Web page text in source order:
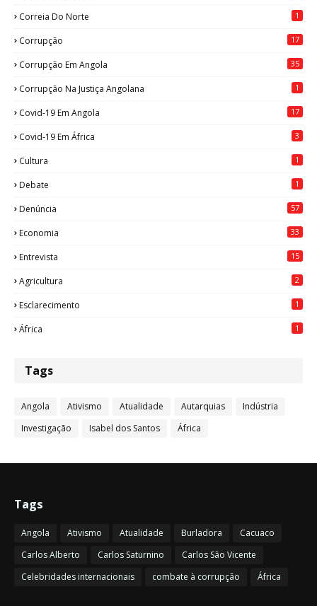
Correia Do Norte 1
Corrupção 17
Corrupção Em Angola 35
Corrupção Na Justiça Angolana 1
Covid-19 Em Angola 17
Covid-19 Em África 3
Cultura 1
Debate 1
Denúncia 57
Economia 33
Entrevista 15
Agricultura 2
Esclarecimento 1
África 1
Tags
Angola Ativismo Atualidade Autarquias
Indústria
Investigação
Isabel dos Santos África
Tags
Angola Ativismo Atualidade Burladora
Cacuaco
Carlos Alberto
Carlos Saturnino
Carlos São Vicente
Celebridades internacionais
combate à corrupção África